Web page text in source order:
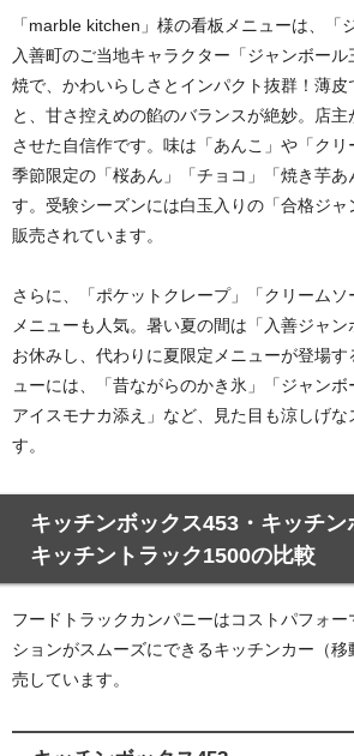
「marble kitchen」様の看板メニューは、「
入善町のご当地キャラクター「ジャンボー
焼で、かわいらしさとインパクト抜群！薄皮
と、甘さ控えめの餡のバランスが絶妙。店
させた自信作です。味は「あんこ」や「クリ
季節限定の「桜あん」「チョコ」「焼き芋あ
す。受験シーズンには白玉入りの「合格ジャ
販売されています。
さらに、「ポケットクレープ」「クリームソ
メニューも人気。暑い夏の間は「入善ジャ
お休みし、代わりに夏限定メニューが登場す
ューには、「昔ながらのかき氷」「ジャンボ
アイスモナカ添え」など、見た目も涼しげな
す。
キッチンボックス453・キッチン
キッチントラック1500の比較
フードトラックカンパニーはコストパフォー
ションがスムーズにできるキッチンカー（移
売しています。